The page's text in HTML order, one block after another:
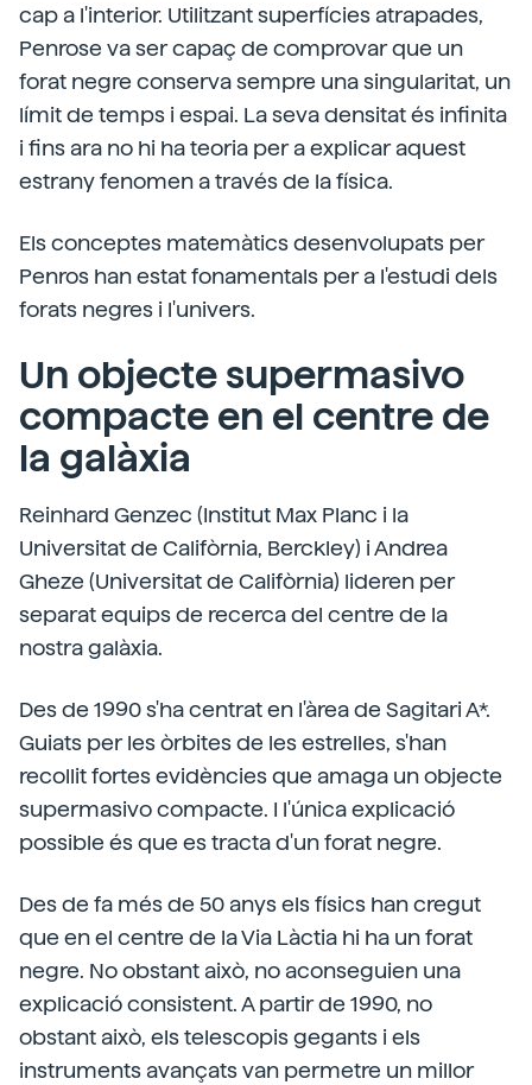
cap a l'interior. Utilitzant superfícies atrapades,
Penrose va ser capaç de comprovar que un
forat negre conserva sempre una singularitat, un
límit de temps i espai. La seva densitat és infinita
i fins ara no hi ha teoria per a explicar aquest
estrany fenomen a través de la física.
Els conceptes matemàtics desenvolupats per
Penros han estat fonamentals per a l'estudi dels
forats negres i l'univers.
Un objecte supermasivo
compacte en el centre de
la galàxia
Reinhard Genzec (Institut Max Planc i la
Universitat de Califòrnia, Berckley) i Andrea
Gheze (Universitat de Califòrnia) lideren per
separat equips de recerca del centre de la
nostra galàxia.
Des de 1990 s'ha centrat en l'àrea de Sagitari A*.
Guiats per les òrbites de les estrelles, s'han
recollit fortes evidències que amaga un objecte
supermasivo compacte. I l'única explicació
possible és que es tracta d'un forat negre.
Des de fa més de 50 anys els físics han cregut
que en el centre de la Via Làctia hi ha un forat
negre. No obstant això, no aconseguien una
explicació consistent. A partir de 1990, no
obstant això, els telescopis gegants i els
instruments avançats van permetre un millor